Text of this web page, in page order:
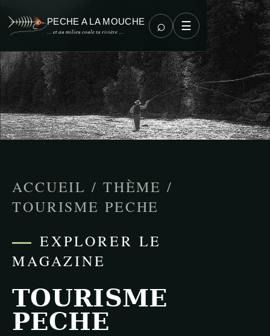
PECHE A LA MOUCHE
… et au milieu coule ta rivière … ⌕ ☰
ACCUEIL / THÈME /
TOURISME PECHE
EXPLORER LE
MAGAZINE
TOURISME
PECHE